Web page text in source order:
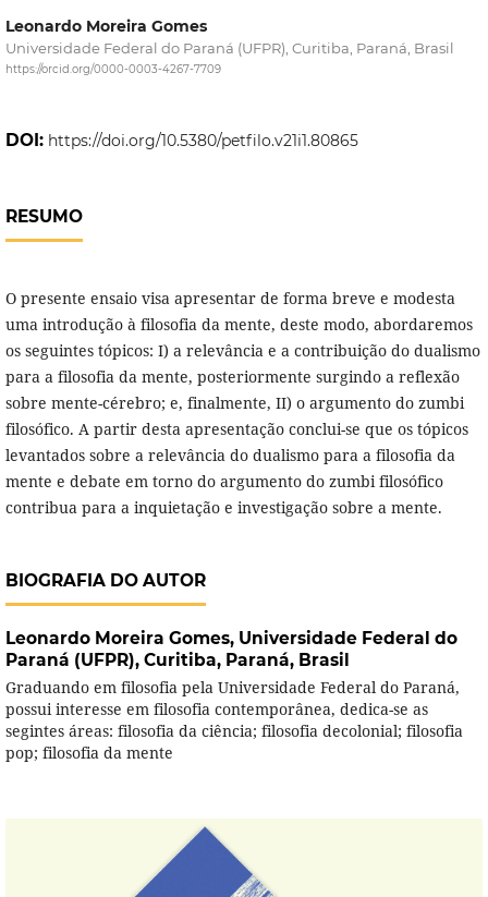
Leonardo Moreira Gomes
Universidade Federal do Paraná (UFPR), Curitiba, Paraná, Brasil
https://orcid.org/0000-0003-4267-7709
DOI: https://doi.org/10.5380/petfilo.v21i1.80865
RESUMO
O presente ensaio visa apresentar de forma breve e modesta
uma introdução à filosofia da mente, deste modo, abordaremos
os seguintes tópicos: I) a relevância e a contribuição do dualismo
para a filosofia da mente, posteriormente surgindo a reflexão
sobre mente-cérebro; e, finalmente, II) o argumento do zumbi
filosófico. A partir desta apresentação conclui-se que os tópicos
levantados sobre a relevância do dualismo para a filosofia da
mente e debate em torno do argumento do zumbi filosófico
contribua para a inquietação e investigação sobre a mente.
BIOGRAFIA DO AUTOR
Leonardo Moreira Gomes, Universidade Federal do
Paraná (UFPR), Curitiba, Paraná, Brasil
Graduando em filosofia pela Universidade Federal do Paraná,
possui interesse em filosofia contemporânea, dedica-se as
segintes áreas: filosofia da ciência; filosofia decolonial; filosofia
pop; filosofia da mente